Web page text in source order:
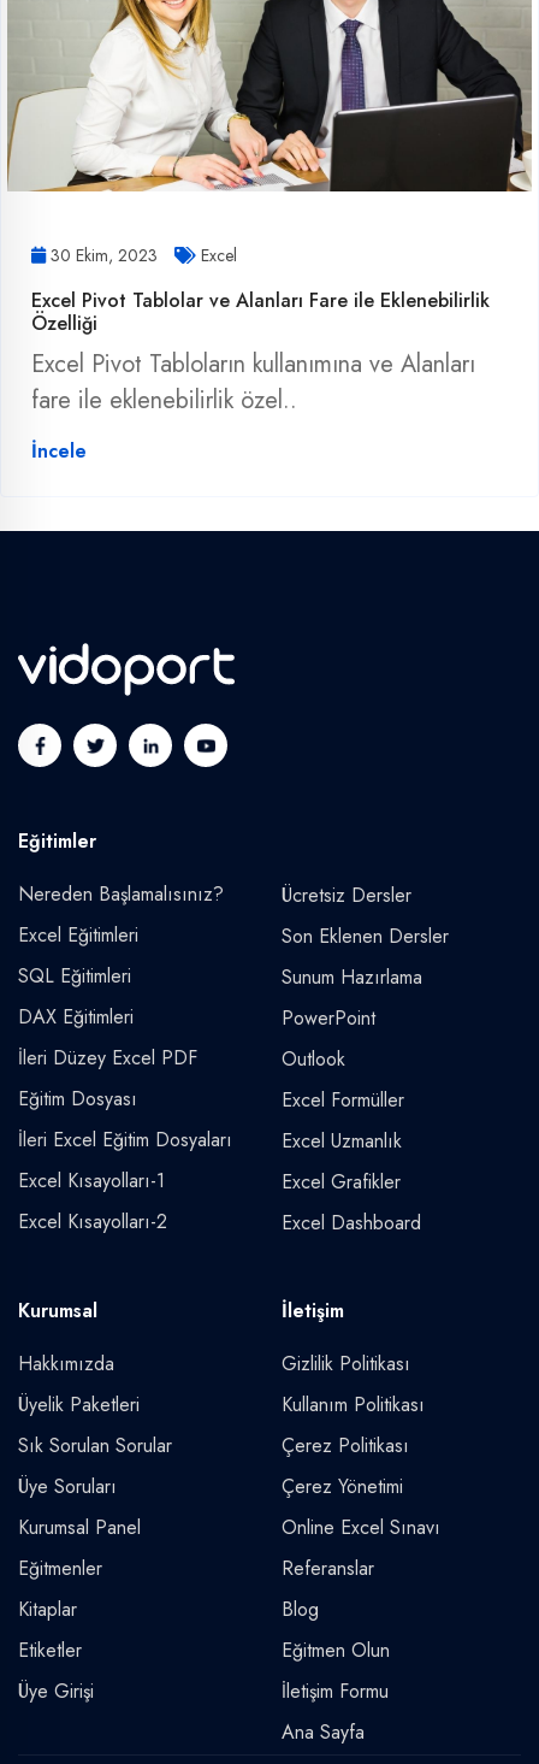
30 Ekim, 2023 Excel
Excel Pivot Tablolar ve Alanları Fare ile Eklenebilirlik
Özelliği
Excel Pivot Tabloların kullanımına ve Alanları
fare ile eklenebilirlik özel..
İncele
Eğitimler
Nereden Başlamalısınız?
Excel Eğitimleri
SQL Eğitimleri
DAX Eğitimleri
İleri Düzey Excel PDF
Eğitim Dosyası
İleri Excel Eğitim Dosyaları
Excel Kısayolları-1
Excel Kısayolları-2
Ücretsiz Dersler
Son Eklenen Dersler
Sunum Hazırlama
PowerPoint
Outlook
Excel Formüller
Excel Uzmanlık
Excel Grafikler
Excel Dashboard
Kurumsal
Hakkımızda
Üyelik Paketleri
Sık Sorulan Sorular
Üye Soruları
Kurumsal Panel
Eğitmenler
Kitaplar
Etiketler
Üye Girişi
İletişim
Gizlilik Politikası
Kullanım Politikası
Çerez Politikası
Çerez Yönetimi
Online Excel Sınavı
Referanslar
Blog
Eğitmen Olun
İletişim Formu
Ana Sayfa